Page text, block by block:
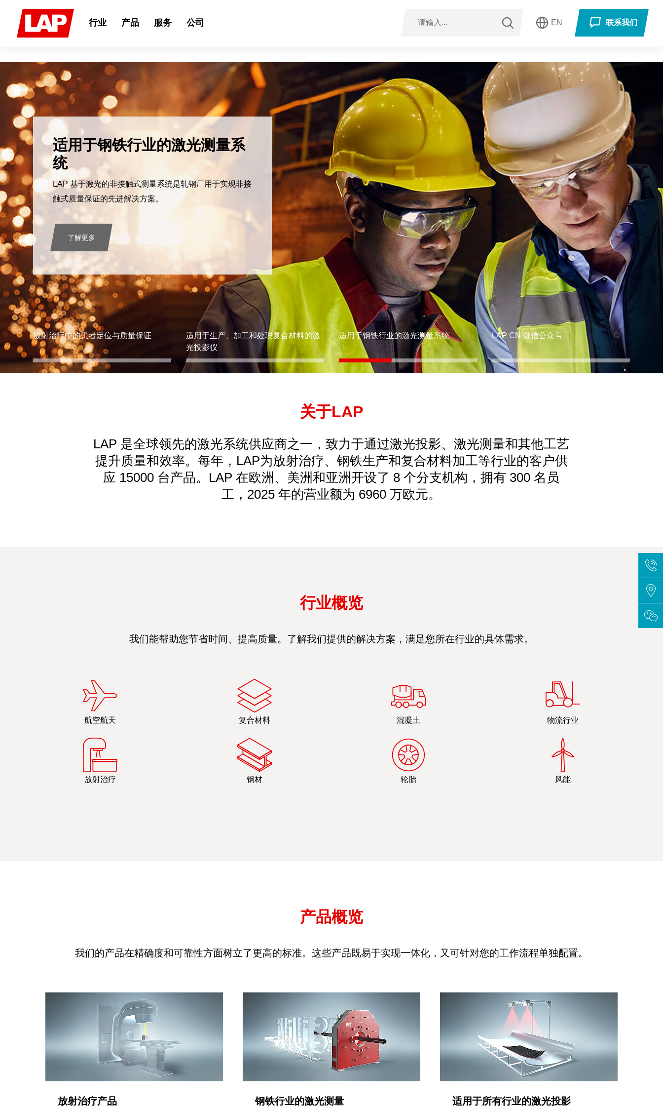
行业 产品 服务 公司 EN 联系我们
适用于钢铁行业的激光测量系
统
LAP 基于激光的非接触式测量系统是轧钢厂用于实现非接
触式质量保证的先进解决方案。
了解更多
放射治疗中的患者定位与质量保证
适用于生产、加工和处理复合材料的激
光投影仪
适用于钢铁行业的激光测量系统 LAP CN 微信公众号
关于LAP
LAP 是全球领先的激光系统供应商之一，致力于通过激光投影、激光测量和其他工艺
提升质量和效率。每年，LAP为放射治疗、钢铁生产和复合材料加工等行业的客户供
应 15000 台产品。LAP 在欧洲、美洲和亚洲开设了 8 个分支机构，拥有 300 名员
工，2025 年的营业额为 6960 万欧元。
行业概览
我们能帮助您节省时间、提高质量。了解我们提供的解决方案，满足您所在行业的具体需求。
航空航天 复合材料 混凝土 物流行业
放射治疗 钢材 轮胎 风能
产品概览
我们的产品在精确度和可靠性方面树立了更高的标准。这些产品既易于实现一体化，又可针对您的工作流程单独配置。
放射治疗产品 钢铁行业的激光测量 适用于所有行业的激光投影